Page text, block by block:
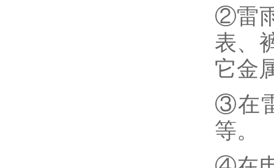
②雷
表、
它金
③在
等